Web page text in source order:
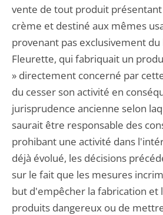
vente de tout produit présentant
crème et destiné aux mêmes
provenant pas exclusivement du
Fleurette, qui fabriquait un
» directement concerné par
du cesser son activité en
jurisprudence ancienne selon
saurait être responsable des
prohibant une activité dans
déjà évolué, les décisions
sur le fait que les mesures
but d'empêcher la fabrication et
produits dangereux ou de